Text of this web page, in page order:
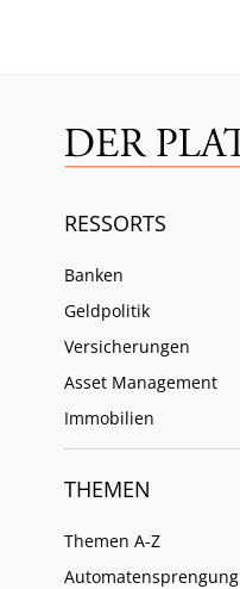
RESSORTS
Banken
Geldpolitik
Versicherungen
Asset Management
Immobilien
THEMEN
Themen A-Z
Automatensprengung